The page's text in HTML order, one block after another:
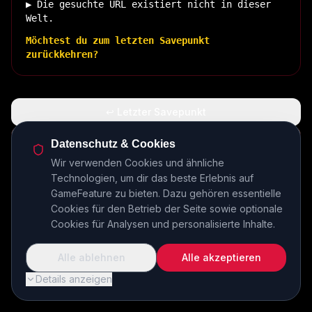
▶ Die gesuchte URL existiert nicht in dieser
Welt.
Möchtest du zum letzten Savepunkt
zurückkehren?
🏠 Zurück zur Basis
INSERT COIN TO CONTINUE...
Datenschutz & Cookies
Wir verwenden Cookies und ähnliche
Technologien, um dir das beste Erlebnis auf
GameFeature zu bieten. Dazu gehören essentielle
Cookies für den Betrieb der Seite sowie optionale
Cookies für Analysen und personalisierte Inhalte.
Details anzeigen
Alle ablehnen Alle akzeptieren